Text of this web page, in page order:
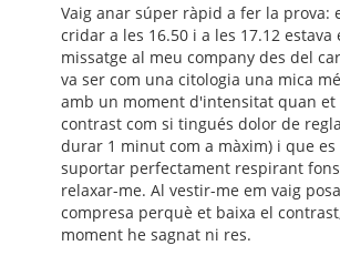
Vaig anar súper ràpid a fer la prova:
cridar a les 16.50 i a les 17.12 estava
missatge al meu company des del
va ser com una citologia una mica
amb un moment d'intensitat quan et
contrast com si tingués dolor de
durar 1 minut com a màxim) i que es
suportar perfectament respirant
relaxar-me. Al vestir-me em vaig
compresa perquè et baixa el
moment he sagnat ni res.